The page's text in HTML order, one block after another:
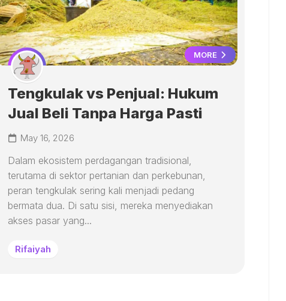
MORE
Tengkulak vs Penjual: Hukum
Jual Beli Tanpa Harga Pasti
May 16, 2026
Dalam ekosistem perdagangan tradisional,
terutama di sektor pertanian dan perkebunan,
peran tengkulak sering kali menjadi pedang
bermata dua. Di satu sisi, mereka menyediakan
akses pasar yang...
Rifaiyah